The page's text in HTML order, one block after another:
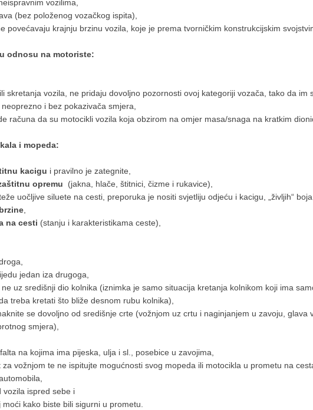
vozilima,
(bez položenog vozačkog ispita),
povećavaju krajnju brzinu vozila, koje je prema tvorničkim konstrukcijskim
odnosu na motoriste:
skretanja vozila, ne pridaju dovoljno pozornosti ovoj kategoriji vozača, tako da im
i bez pokazivača smjera,
računa da su motocikli vozila koja obzirom na omjer masa/snaga na kratkim
i mopeda:
kacigu i pravilno je zategnite,
opremu (jakna, hlače, štitnici, čizme i rukavice),
uočljive siluete na cesti, preporuka je nositi svjetliju odjeću i kacigu, „življih“
na cesti (stanju i karakteristikama ceste),
jedan iza drugoga,
uz središnji dio kolnika (iznimka je samo situacija kretanja kolnikom koji ima
treba kretati što bliže desnom rubu kolnika),
se dovoljno od središnje crte (vožnjom uz crtu i naginjanjem u zavoju,
smjera),
na kojima ima pijeska, ulja i sl., posebice u zavojima,
vožnjom te ne ispitujte mogućnosti svog mopeda ili motocikla u prometu na
vozila ispred sebe i
kako biste bili sigurni u prometu.